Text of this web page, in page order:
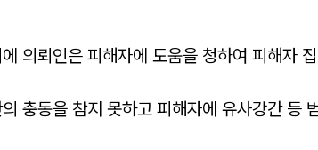
의뢰인은 피해자에 도움을 청하여 피해자
충동을 참지 못하고 피해자에 유사강간 등